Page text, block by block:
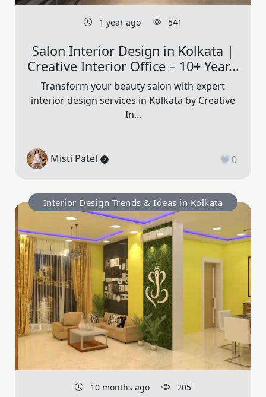
1 year ago 541
Salon Interior Design in Kolkata |
Creative Interior Office – 10+ Year...
Transform your beauty salon with expert
interior design services in Kolkata by Creative
In...
Misti Patel 0
Interior Design Trends & Ideas in Kolkata
10 months ago 205